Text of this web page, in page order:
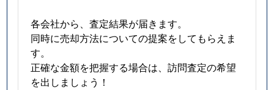
各会社から、査定結果が届きます。
同時に売却方法についての提案をしてもらえま
す。
正確な金額を把握する場合は、訪問査定の希望
を出しましょう！